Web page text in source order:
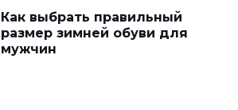
Как выбрать правильный
размер зимней обуви для
мужчин